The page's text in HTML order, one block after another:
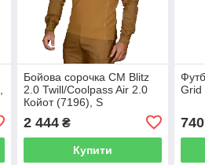
Бойова сорочка CM Blitz
2.0 Twill/Coolpass Air 2.0
Койот (7196), S
2 444₴
Купити
Grid
740